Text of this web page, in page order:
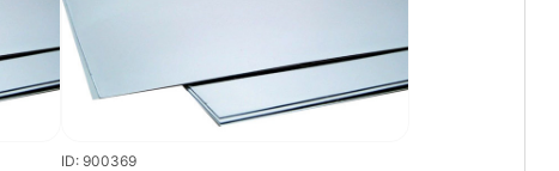
◎丸パイプ形状による高い加工汎用性
スリーブ・絶縁管・耐摩耗用途などに対応可能です。
◎スイス製精密セラミックス
高い品質安定性と加工精度を有しています。
ID: 900369